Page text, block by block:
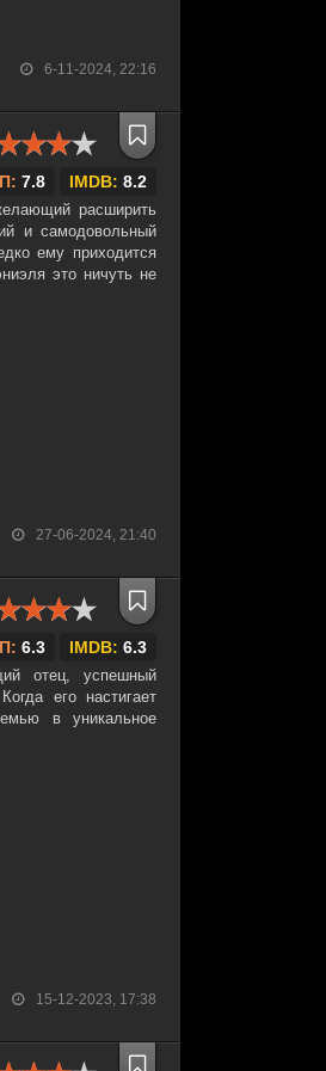
6-11-2024, 22:16
7.8 IMDB: 8.2
27-06-2024, 21:40
расширить
и самодовольный
ему приходится
это ничуть не
6.3 IMDB: 6.3
15-12-2023, 17:38
отец, успешный
его настигает
в уникальное